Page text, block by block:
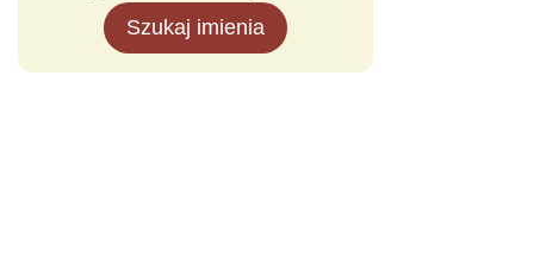
Szukaj imienia